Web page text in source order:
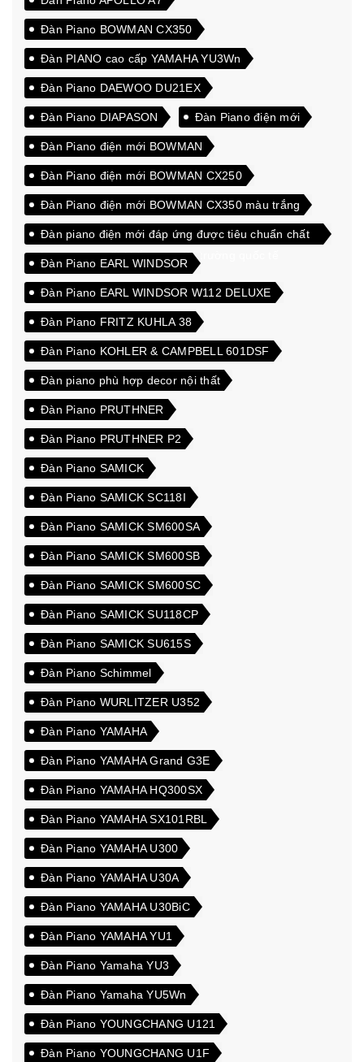
Đàn Piano BOWMAN CX350
Đàn PIANO cao cấp YAMAHA YU3Wn
Đàn Piano DAEWOO DU21EX
Đàn Piano DIAPASON Đàn Piano điện mới
Đàn Piano điện mới BOWMAN
Đàn Piano điện mới BOWMAN CX250
Đàn Piano điện mới BOWMAN CX350 màu trắng
Đàn piano điện mới đáp ứng được tiêu chuẩn chất
lượng cao xuất khẩu sang thị trường quốc tế
Đàn Piano EARL WINDSOR
Đàn Piano EARL WINDSOR W112 DELUXE
Đàn Piano FRITZ KUHLA 38
Đàn Piano KOHLER & CAMPBELL 601DSF
Đàn piano phù hợp decor nội thất
Đàn Piano PRUTHNER
Đàn Piano PRUTHNER P2
Đàn Piano SAMICK
Đàn Piano SAMICK SC118I
Đàn Piano SAMICK SM600SA
Đàn Piano SAMICK SM600SB
Đàn Piano SAMICK SM600SC
Đàn Piano SAMICK SU118CP
Đàn Piano SAMICK SU615S
Đàn Piano Schimmel
Đàn Piano WURLITZER U352
Đàn Piano YAMAHA
Đàn Piano YAMAHA Grand G3E
Đàn Piano YAMAHA HQ300SX
Đàn Piano YAMAHA SX101RBL
Đàn Piano YAMAHA U300
Đàn Piano YAMAHA U30A
Đàn Piano YAMAHA U30BiC
Đàn Piano YAMAHA YU1
Đàn Piano Yamaha YU3
Đàn Piano Yamaha YU5Wn
Đàn Piano YOUNGCHANG U121
Đàn Piano YOUNGCHANG U1F